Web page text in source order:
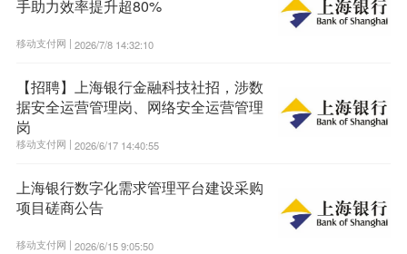
手助力效率提升超80%
移动支付网 | 2026/7/8 14:32:10
【招聘】上海银行金融科技社招，涉数
据安全运营管理岗、网络安全运营管理
岗
移动支付网 | 2026/6/17 14:40:55
上海银行数字化需求管理平台建设采购
项目磋商公告
移动支付网 | 2026/6/15 9:05:50